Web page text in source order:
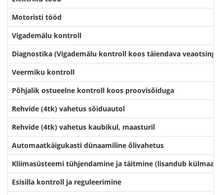
Motoristi tööd
Vigademälu kontroll
Diagnostika (Vigademälu kontroll koos täiendava
Veermiku kontroll
Põhjalik ostueelne kontroll koos proovisõiduga
Rehvide (4tk) vahetus sõiduautol
Rehvide (4tk) vahetus kaubikul, maasturil
Automaatkäigukasti dünaamiline õlivahetus
Kliimasüsteemi tühjendamine ja täitmine (lisandub
Esisilla kontroll ja reguleerimine